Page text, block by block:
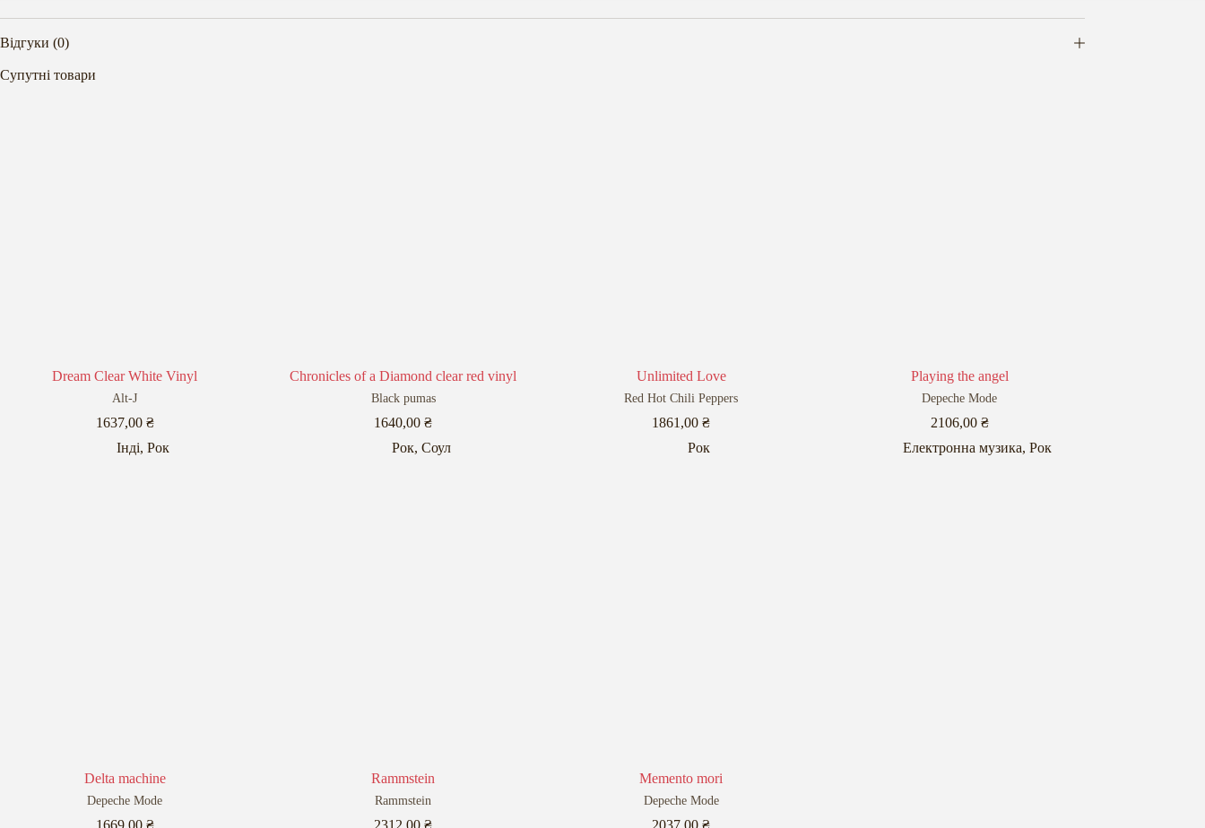
Відгуки (0)
Супутні товари
Dream Clear White Vinyl
Alt-J
1637,00 ₴
Інді, Рок
Chronicles of a Diamond clear red vinyl
Black pumas
1640,00₴
Рок, Соул
Unlimited Love
Red Hot Chili Peppers
1861,00₴
Рок
Playing the angel
Depeche Mode
2106,00 ₴
Електронна музика,Рок
Delta machine
Depeche Mode
Rammstein
Rammstein
Memento mori
Depeche Mode